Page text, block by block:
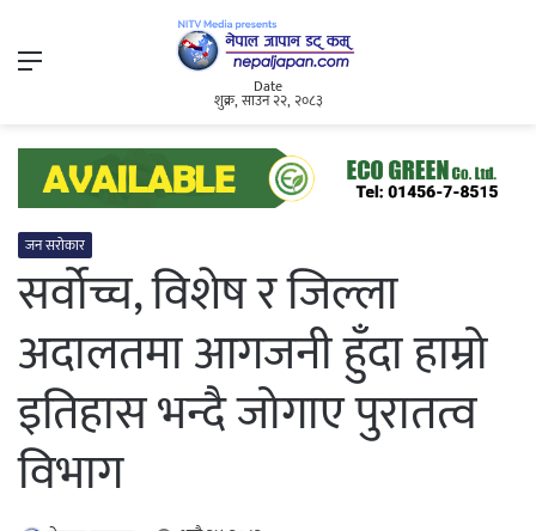
Menu
Date
शुक्र, साउन २२, २०८३
जन सरोकार
सर्वोच्च, विशेष र जिल्ला
अदालतमा आगजनी हुँदा हाम्रो
इतिहास भन्दै जोगाए पुरातत्व
विभाग